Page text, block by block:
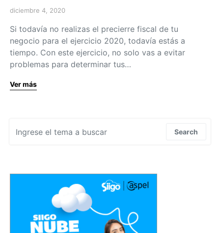
diciembre 4, 2020
Si todavía no realizas el precierre fiscal de tu
negocio para el ejercicio 2020, todavía estás a
tiempo. Con este ejercicio, no solo vas a evitar
problemas para determinar tus…
Ver más
Search